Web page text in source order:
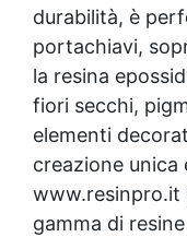
durabilità, è
portachiavi,
la resina
fiori secchi,
elementi
creazione unica
www.resinpro.it
gamma di